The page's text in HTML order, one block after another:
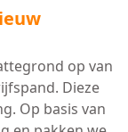
op van
Dieze
Op basis van